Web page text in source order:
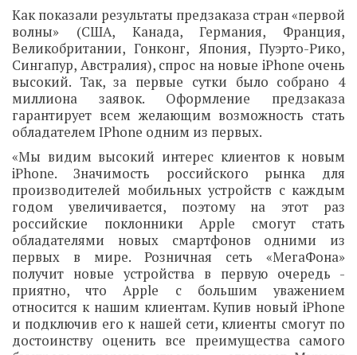
Как показали результаты предзаказа стран «первой
волны» (США, Канада, Германия, Франция,
Великобритании, Гонконг, Япония, Пуэрто-Рико,
Сингапур, Австралия), спрос на новые iPhone очень
высокий. Так, за первые сутки было собрано 4
миллиона заявок. Оформление предзаказа
гарантирует всем желающим возможность стать
обладателем IPhone одним из первых.
«Мы видим высокий интерес клиентов к новым
iPhone. Значимость российского рынка для
производителей мобильных устройств с каждым
годом увеличивается, поэтому на этот раз
российские поклонники Apple смогут стать
обладателями новых смартфонов одними из
первых в мире. Розничная сеть «МегаФона»
получит новые устройства в первую очередь -
приятно, что Apple с большим уважением
относится к нашим клиентам. Купив новый iPhone
и подключив его к нашей сети, клиенты смогут по
достоинству оценить все преимущества самого